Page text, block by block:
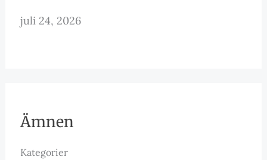
juli 24, 2026
Ämnen
Kategorier